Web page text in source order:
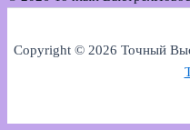
Copyright © 2026 Точный